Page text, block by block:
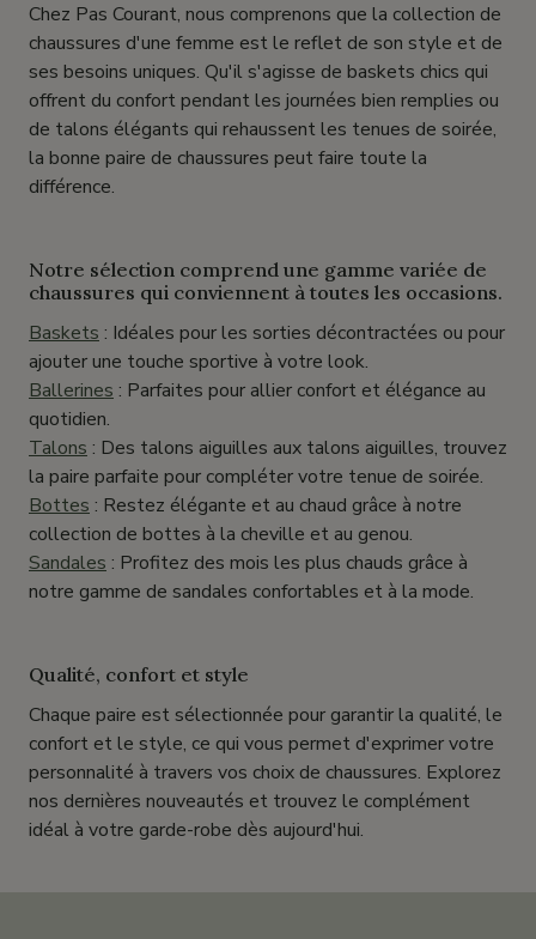
Chez Pas Courant, nous comprenons que la collection de
chaussures d'une femme est le reflet de son style et de
ses besoins uniques. Qu'il s'agisse de baskets chics qui
offrent du confort pendant les journées bien remplies ou
de talons élégants qui rehaussent les tenues de soirée,
la bonne paire de chaussures peut faire toute la
différence.
Notre sélection comprend une gamme variée de
chaussures qui conviennent à toutes les occasions.
Baskets : Idéales pour les sorties décontractées ou pour
ajouter une touche sportive à votre look.
Ballerines : Parfaites pour allier confort et élégance au
quotidien.
Talons : Des talons aiguilles aux talons aiguilles, trouvez
la paire parfaite pour compléter votre tenue de soirée.
Bottes : Restez élégante et au chaud grâce à notre
collection de bottes à la cheville et au genou.
Sandales : Profitez des mois les plus chauds grâce à
notre gamme de sandales confortables et à la mode.
Qualité, confort et style
Chaque paire est sélectionnée pour garantir la qualité, le
confort et le style, ce qui vous permet d'exprimer votre
personnalité à travers vos choix de chaussures. Explorez
nos dernières nouveautés et trouvez le complément
idéal à votre garde-robe dès aujourd'hui.